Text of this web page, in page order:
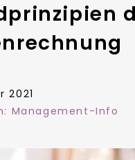
2021
Management-Info